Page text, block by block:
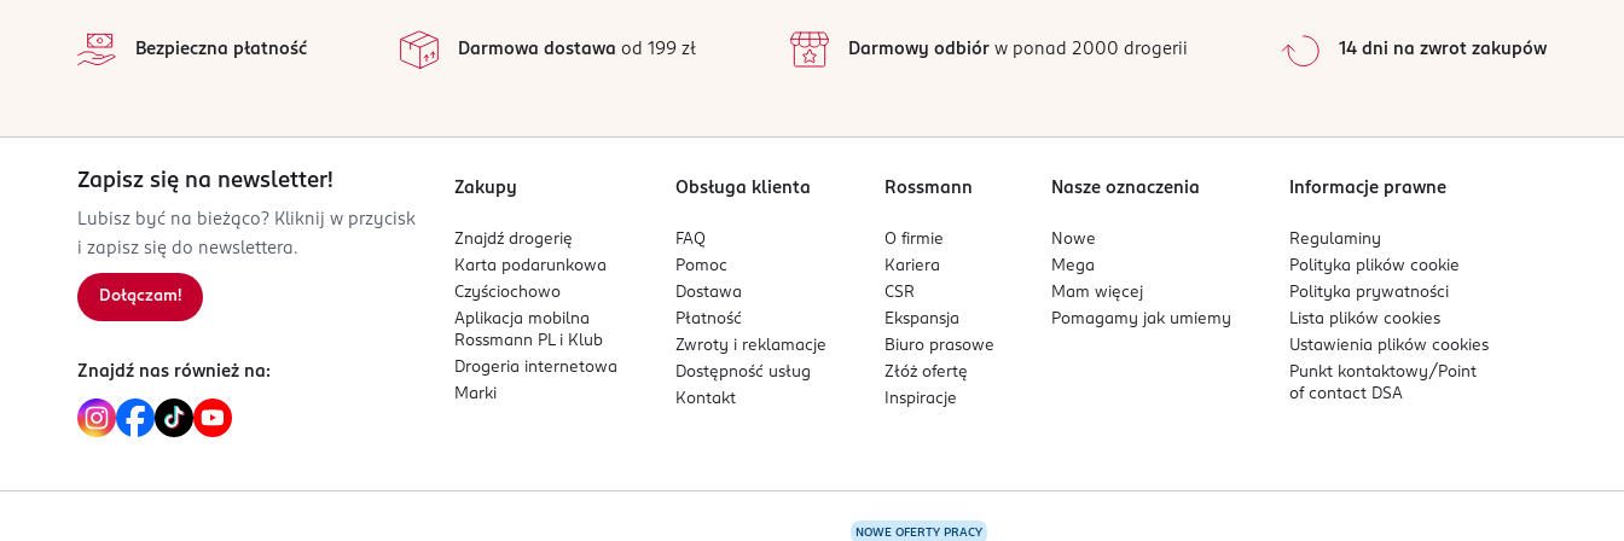
2
1
0%
Sortowanie wgdata: od najnowszej
Bezpieczna płatność Darmowa dostawa od 199 zł Darmowy odbiórw ponad 2000 drogerii 14 dni na zwrot zakupów
Zapisz się na newsletter!
Lubisz być na bieżąco? Kliknij w przycisk
i zapisz się do newslettera.
Dołączam!
Znajdź nas również na:
Zakupy
Znajdź drogerię
Karta podarunkowa
Czyściochowo
Aplikacja mobilna
Rossmann PL i Klub
Drogeria internetowa
Marki
Obsługa klienta
FAQ
Pomoc
Dostawa
Płatność
Zwroty i reklamacje
Dostępność usług
Kontakt
Rossmann
O firmie
Kariera
CSR
Ekspansja
Biuro prasowe
Złóż ofertę
Inspiracje
Nasze oznaczenia
Nowe
Mega
Mam więcej
Pomagamy jak umiemy
Informacje prawne
Regulaminy
Polityka plikówcookie
Polityka prywatności
Lista plikówcookies
Ustawienia plikówcookies
Punkt kontaktowy/ Point
of contact DSA
NOWE OFERTY PRACY